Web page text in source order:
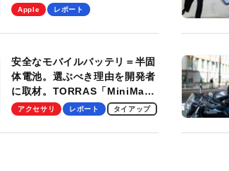
を、9月26日（土）に開催しま
Apple レポート
安全なモバイルバッテリ＝半固
体電池。選ぶべき理由を開発者
に取材。TORRAS「MiniMag
Pro」の実機レビューも
アクセサリ レポート タイアップ